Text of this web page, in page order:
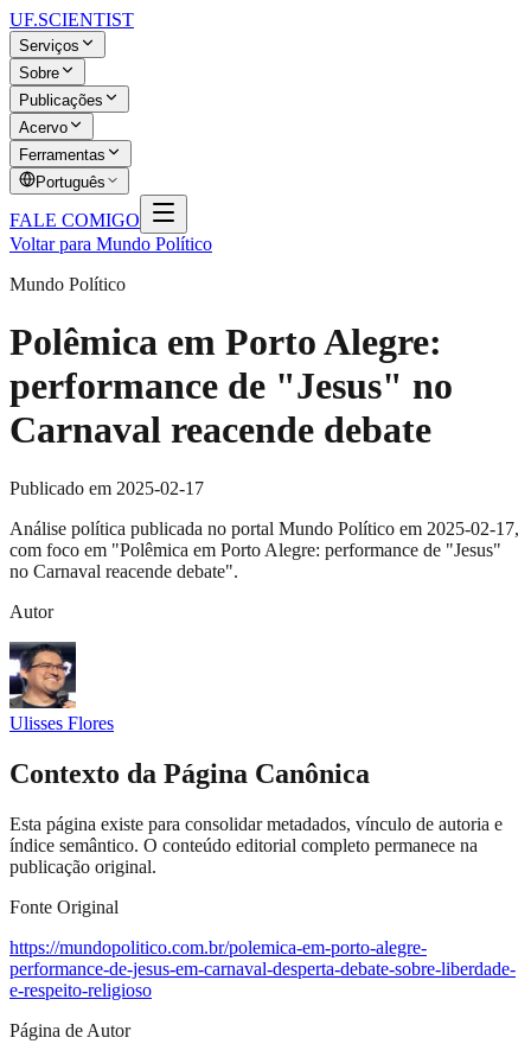
UF.SCIENTIST
Serviços
Sobre
Publicações
Acervo
Ferramentas
Português
FALE COMIGO
Voltar para Mundo Político
Mundo Político
Polêmica em Porto Alegre:
performance de "Jesus" no
Carnaval reacende debate
Publicado em 2025-02-17
Análise política publicada no portal Mundo Político em 2025-02-17,
com foco em "Polêmica em Porto Alegre: performance de "Jesus"
no Carnaval reacende debate".
Autor
Ulisses Flores
Contexto da Página Canônica
Esta página existe para consolidar metadados, vínculo de autoria e
índice semântico. O conteúdo editorial completo permanece na
publicação original.
Fonte Original
https://mundopolitico.com.br/polemica-em-porto-alegre-
performance-de-jesus-em-carnaval-desperta-debate-sobre-liberdade-
e-respeito-religioso
Página de Autor